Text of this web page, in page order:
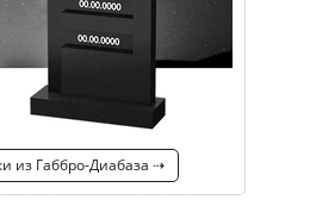
из Габбро-Диабаза ⇢